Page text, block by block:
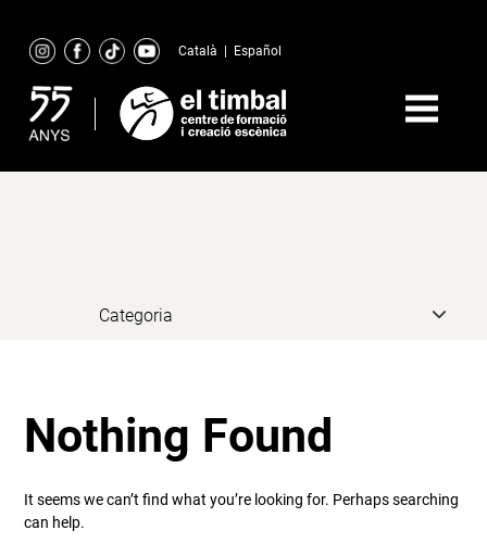
content
Català Español
Nothing Found
It seems we can’t find what you’re looking for. Perhaps searching
can help.